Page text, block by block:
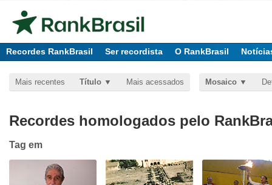
Recordes RankBrasil Ser recordista O RankBrasil
Mais recentes Título Mais acessados Mosaico
Recordes homologados pelo
Tag em